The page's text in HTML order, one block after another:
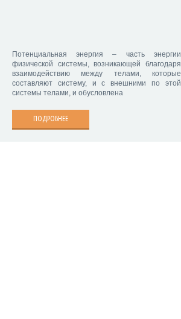
Потенциальная энергия – часть энергии
физической системы, возникающей благодаря
взаимодействию между телами, которые
составляют систему, и с внешними по этой
системы телами, и обусловлена
ПОДРОБНЕЕ